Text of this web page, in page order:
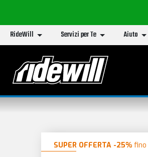
RideWill Servizi per Te Aiuto
SUPER OFFERTA -25%